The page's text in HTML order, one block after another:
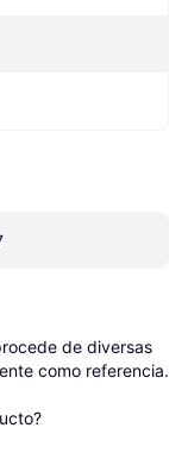
de diversas
como referencia.